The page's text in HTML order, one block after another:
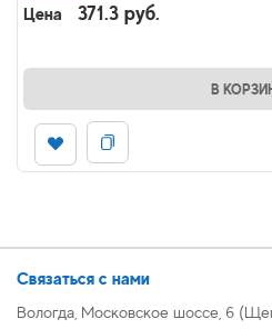
Цена 371.3 руб.
В
Связаться с нами
Вологда, Московское шоссе, 6